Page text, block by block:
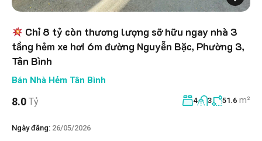
Chỉ 8 tỷ còn thương lượng sỡ hữu ngay nhà 3
tầng hẻm xe hơi 6m đường Nguyễn Bặc, Phường 3,
Tân Bình
Bán Nhà Hẻm Tân Bình
8.0 Tỷ 4 3 51.6 m²
Ngày đăng: 26/05/2026